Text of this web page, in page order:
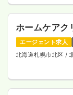
ホームケアク
エージェント求人
北海道札幌市北区 /